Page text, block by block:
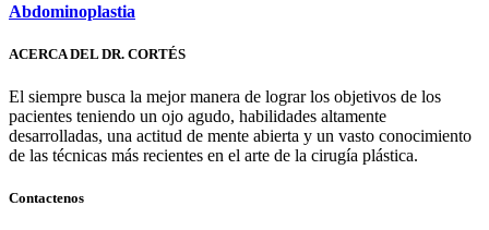
Abdominoplastia
ACERCA DEL DR. CORTÉS
El siempre busca la mejor manera de lograr los objetivos de los
pacientes teniendo un ojo agudo, habilidades altamente
desarrolladas, una actitud de mente abierta y un vasto conocimiento
de las técnicas más recientes en el arte de la cirugía plástica.
Contactenos